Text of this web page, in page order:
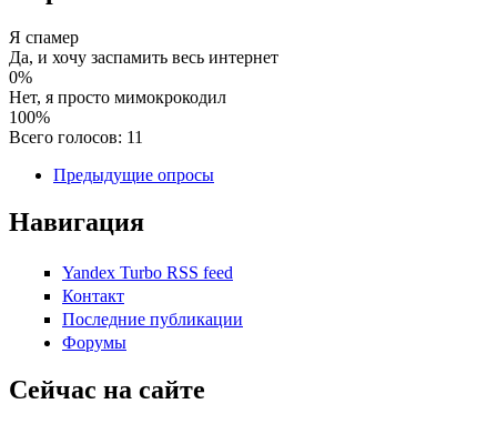
Я спамер
Да, и хочу заспамить весь интернет
0%
Нет, я просто мимокрокодил
100%
Всего голосов: 11
Предыдущие опросы
Навигация
Yandex Turbo RSS feed
Контакт
Последние публикации
Форумы
Сейчас на сайте